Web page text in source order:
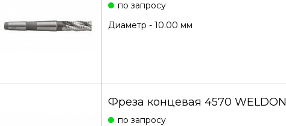
по запросу
Диаметр - 10.00 мм
Фреза концевая 4570
по запросу